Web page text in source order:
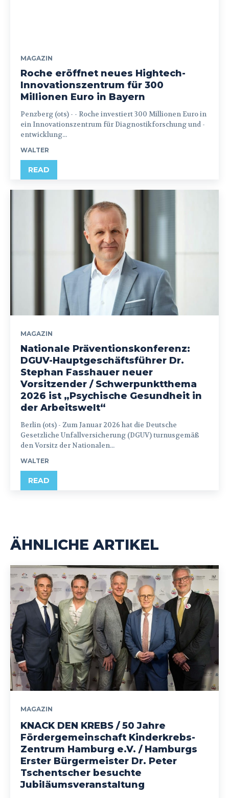
MAGAZIN
Roche eröffnet neues Hightech-
Innovationszentrum für 300
Millionen Euro in Bayern
Penzberg (ots) - - Roche investiert 300 Millionen Euro in
ein Innovationszentrum für Diagnostikforschung und -
entwicklung...
WALTER
READ
MAGAZIN
Nationale Präventionskonferenz:
DGUV-Hauptgeschäftsführer Dr.
Stephan Fasshauer neuer
Vorsitzender / Schwerpunktthema
2026 ist „Psychische Gesundheit in
der Arbeitswelt“
Berlin (ots) - Zum Januar 2026 hat die Deutsche
Gesetzliche Unfallversicherung (DGUV) turnusgemäß
den Vorsitz der Nationalen...
WALTER
READ
ÄHNLICHE ARTIKEL
MAGAZIN
KNACK DEN KREBS / 50 Jahre
Fördergemeinschaft Kinderkrebs-
Zentrum Hamburg e.V. / Hamburgs
Erster Bürgermeister Dr. Peter
Tschentscher besuchte
Jubiläumsveranstaltung